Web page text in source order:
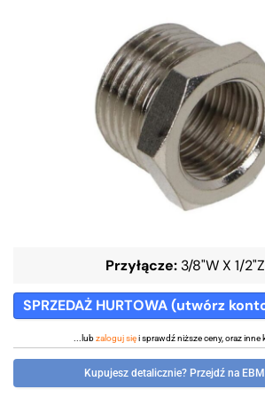
Przyłącze: 3/8"W X 1/2"Z
SPRZEDAŻ HURTOWA (utwórz
...lubzaloguj sięi sprawdź niższe ceny, oraz inne
Kupujesz detalicznie? Przejdź na